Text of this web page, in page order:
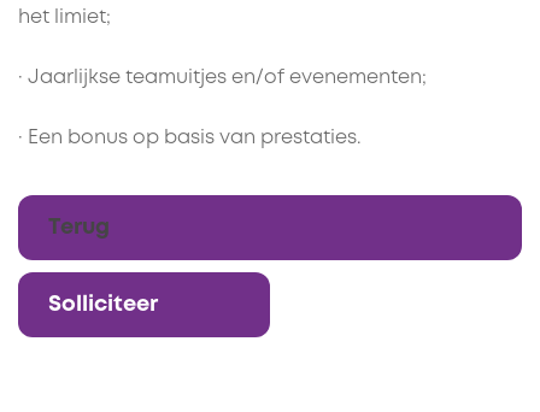
het limiet;
· Jaarlijkse teamuitjes en/of evenementen;
· Een bonus op basis van prestaties.